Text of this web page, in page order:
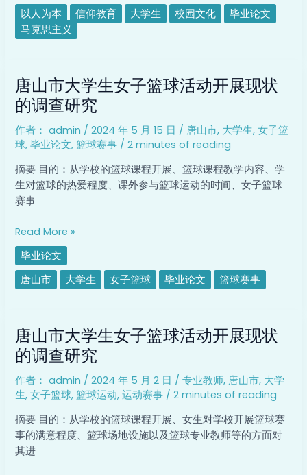
存
在
的
及
对
研
究
以人为本
信仰教育 大学生 校园文化
毕业论文
马克思主义
唐山市大学生女子篮球活动开展现状
的调查研究
作者： admin /2024 年 5 月 15 日 / 唐山市, 大学生,女子篮
球,毕业论文,篮球赛事 /2 minutes of reading
摘要 目的：从学校的篮球课程开展、篮球课程教学内容、学
生对篮球的热爱程度、课外参与篮球运动的时间、女子篮球
赛事
山
市
大
学
生
女
子
篮
球
活
开
展
现
调
查
研
究
Read More »
毕业论文
唐山市
大学生 女子篮球 毕业论文 篮球赛事
唐山市大学生女子篮球活动开展现状
的调查研究
作者： admin /2024 年 5 月 2 日 /专业教师, 唐山市, 大学
生,女子篮球,篮球运动,运动赛事 /2 minutes of reading
摘要 目的：从学校的篮球课程开展、女生对学校开展篮球赛
事的满意程度、篮球场地设施以及篮球专业教师等的方面对
其进
山
市
大
学
生
女
子
篮
球